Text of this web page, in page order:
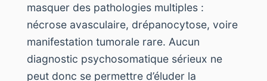
masquer des pathologies multiples :
nécrose avasculaire, drépanocytose, voire
manifestation tumorale rare. Aucun
diagnostic psychosomatique sérieux ne
peut donc se permettre d’éluder la